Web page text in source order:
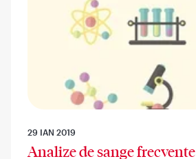
29 IAN 2019
Analize de sange frecvente